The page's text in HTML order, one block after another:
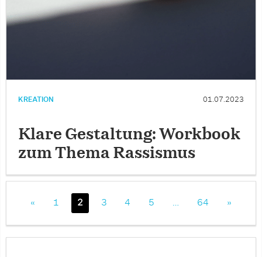
KREATION 01.07.2023
Klare Gestaltung: Workbook
zum Thema Rassismus
« 1 2 3 4 5 64 »